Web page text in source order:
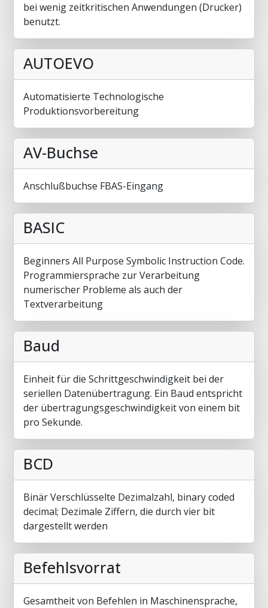
bei wenig zeitkritischen Anwendungen (Drucker)
benutzt.
AUTOEVO
Automatisierte Technologische
Produktionsvorbereitung
AV-Buchse
Anschlußbuchse FBAS-Eingang
BASIC
Beginners All Purpose Symbolic Instruction Code.
Programmiersprache zur Verarbeitung
numerischer Probleme als auch der
Textverarbeitung
Baud
Einheit für die Schrittgeschwindigkeit bei der
seriellen Datenübertragung. Ein Baud entspricht
der übertragungsgeschwindigkeit von einem bit
pro Sekunde.
BCD
Binär Verschlüsselte Dezimalzahl, binary coded
decimal; Dezimale Ziffern, die durch vier bit
dargestellt werden
Befehlsvorrat
Gesamtheit von Befehlen in Maschinensprache,